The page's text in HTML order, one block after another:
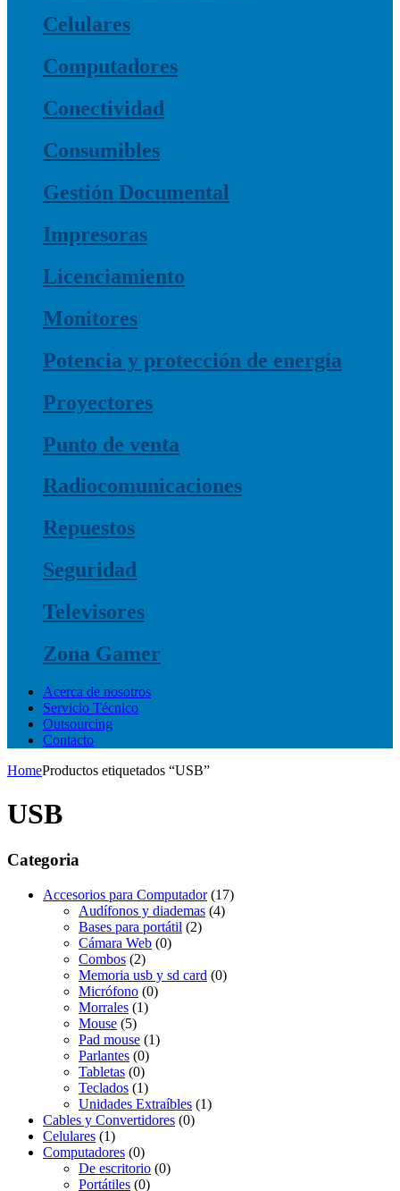
Celulares
Computadores
Conectividad
Consumibles
Gestión Documental
Impresoras
Licenciamiento
Monitores
Potencia y protección de energía
Proyectores
Punto de venta
Radiocomunicaciones
Repuestos
Seguridad
Televisores
Zona Gamer
Acerca de nosotros
Servicio Técnico
Outsourcing
Contacto
HomeProductos etiquetados “USB”
USB
Categoria
Accesorios para Computador (17)
Audífonos y diademas (4)
Bases para portátil (2)
Cámara Web (0)
Combos (2)
Memoria usb y sd card (0)
Micrófono (0)
Morrales (1)
Mouse (5)
Pad mouse (1)
Parlantes (0)
Tabletas (0)
Teclados (1)
Unidades Extraíbles (1)
Cables y Convertidores (0)
Celulares (1)
Computadores (0)
De escritorio (0)
Portátiles (0)